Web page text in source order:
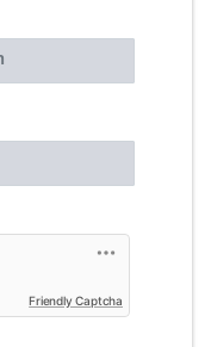
Friendly Captcha